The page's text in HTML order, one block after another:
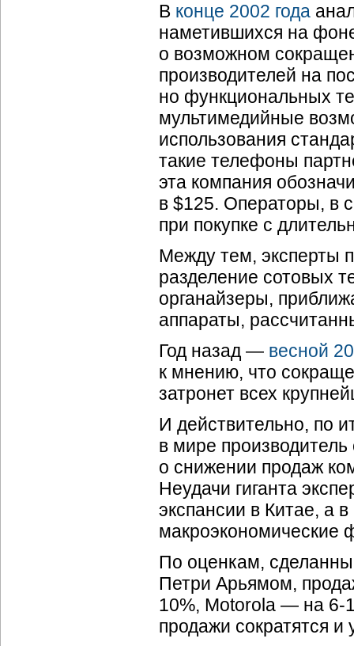
В конце 2002 года
наметившихся на
о возможном
производителей на
но функциональных
мультимедийные
использования
такие телефоны
эта компания
в $125. Операторы, в
при покупке с
Между тем, эксперты
разделение сотовых
органайзеры,
аппараты,
Год назад — весной
к мнению, что
затронет всех
И действительно, по
в мире
о снижении продаж
Неудачи гиганта
экспансии в Китае, а
макроэкономические
По оценкам,
Петри Арьямом,
10%, Motorola — на 6-
продажи сократятся и